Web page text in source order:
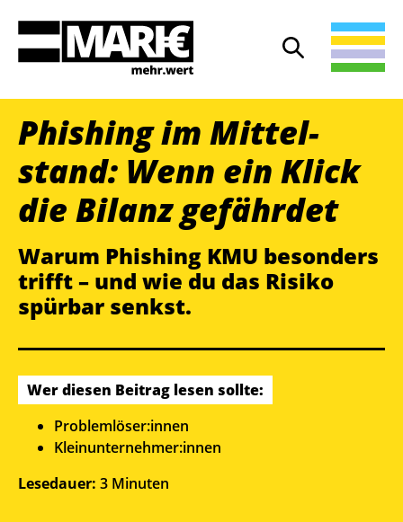
Suche öffnen
Suche
Phishing im Mittel­­
stand: Wenn ein Klick
die Bilanz gefährdet
Warum Phishing KMU besonders
trifft – und wie du das Risiko
spürbar senkst.
Wer diesen Beitrag lesen sollte:
Problemlöser:innen
Kleinunternehmer:innen
Lesedauer: 3 Minuten